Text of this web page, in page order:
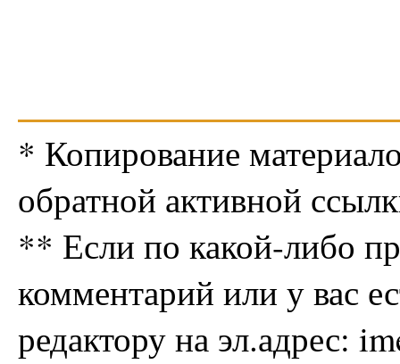
* Копирование
обратной активной
** Если по какой-либо
комментарий или у вас
редактору на эл.адрес: